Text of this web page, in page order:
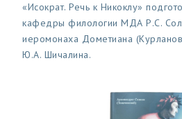
«Исократ. Речь к Никоклу»
кафедры филологии МДА Р.С.
иеромонаха Дометиана
Ю.А. Шичалина.